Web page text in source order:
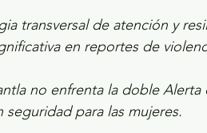
transversal de atención y
en reportes de
no enfrenta la doble
para las mujeres.